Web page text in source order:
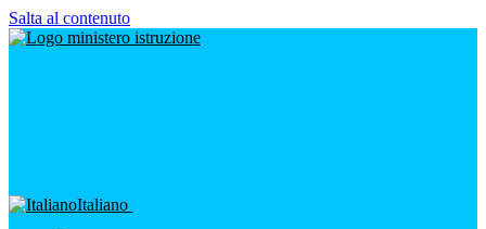
Salta al contenuto
Italiano